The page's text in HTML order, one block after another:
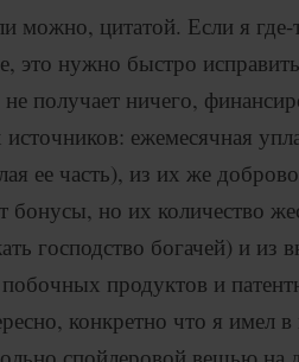
цитатой. Если я где-
это нужно быстро
получает ничего,
ежемесячная
ее часть), из их же
бонусы, но их количество
господство богачей) и из
продуктов и
конкретно что я имел